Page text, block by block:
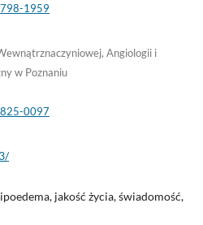
1959
Angiologii i
w Poznaniu
0097
jakość życia, świadomość,